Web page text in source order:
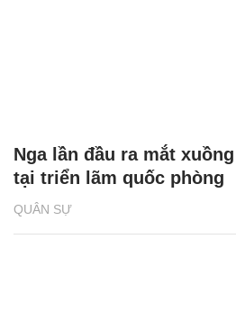
QUÂN SỰ
Nga lần đầu ra mắt
tại triển lãm quốc phòng